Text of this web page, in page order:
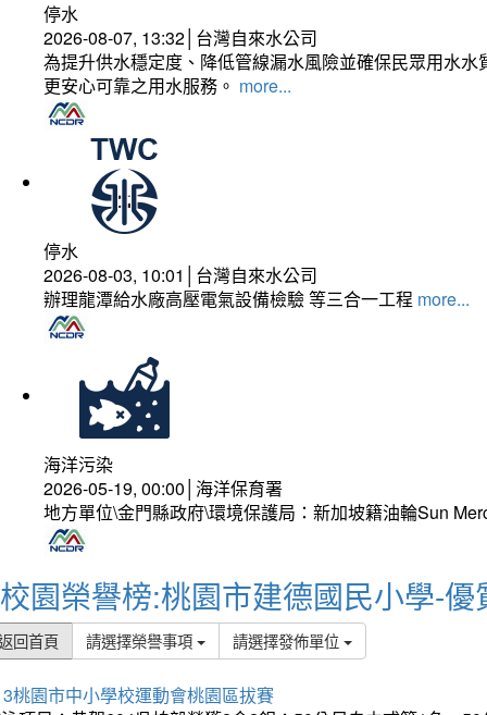
停水
2026-08-07, 13:32│台灣自來水公司
為提升供水穩定度、降低管線漏水風險並確保民眾用水
更安心可靠之用水服務。 more...
停水
2026-08-03, 10:01│台灣自來水公司
辦理龍潭給水廠高壓電氣設備檢驗 等三合一工程 more...
海洋污染
2026-05-19, 00:00│海洋保育署
地方單位\金門縣政府\環境保護局：新加坡籍油輪Sun
校園榮譽榜:桃園市建德國民小學-優
回首頁 請選擇榮譽事項 請選擇發佈單位
桃園市中小學校運動會桃園區拔賽